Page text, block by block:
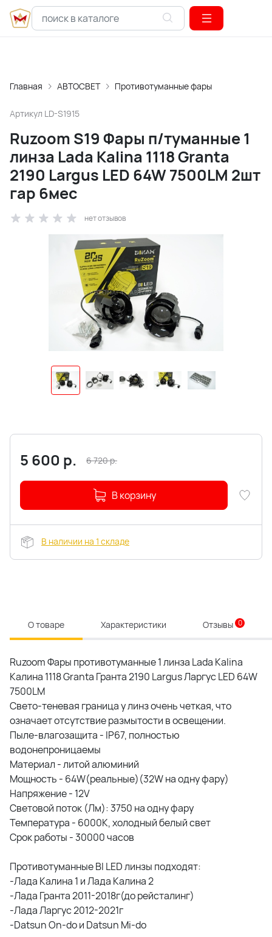
Главная АВТОСВЕТ Противотуманные фары
Артикул LD-S1915
Ruzoom S19 Фары п/туманные 1
линза Lada Kalina 1118 Granta
2190 Largus LED 64W 7500LM 2шт
гар 6мес
нет отзывов
5 600 р. 6 720р.
В корзину
В наличии на 1 складе
О товаре Характеристики Отзывы 0
Ruzoom Фары противотуманные 1 линза Lada Kalina
Калина 1118 Granta Гранта 2190 Largus Ларгус LED 64W
7500LM
Свето-теневая граница у линз очень четкая, что
означает отсутствие размытости в освещении.
Пыле-влагозащита - IP67, полностью
водонепроницаемы
Материал - литой алюминий
Мощность - 64W(реальные)(32W на одну фару)
Напряжение - 12V
Световой поток (Лм): 3750 на одну фару
Температура - 6000К, холодный белый свет
Срок работы - 30000 часов
Противотуманные BI LED линзы подходят:
-Лада Калина 1 и Лада Калина 2
-Лада Гранта 2011-2018г(до рейсталинг)
-Лада Ларгус 2012-2021г
-Datsun On-do и Datsun Mi-do